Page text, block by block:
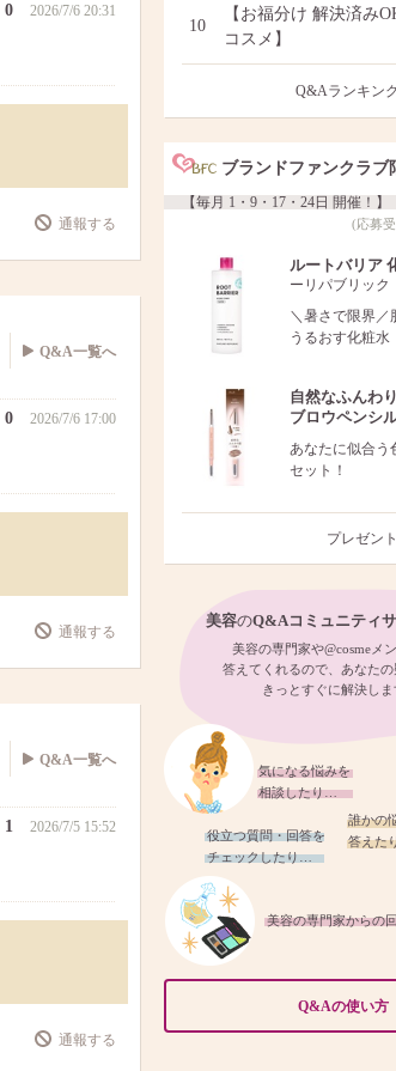
0 2026/7/6 20:31
通報する
Q&A一覧へ
0 2026/7/6 17:00
通報する
Q&A一覧へ
1 2026/7/5 15:52
通報する
10
【お福分け 解決済み
コスメ】
Q&Aランキン
ブランドファンクラブ
【毎月 1・9・17・24日 開催！】
(応募
ルートバリア
ーリパブリック
＼暑さで限界／
うるおす化粧水
自然なふんわ
ブロウペンシ
あなたに似合う
セット！
プレゼン
美容のQ&Aコミュニティ
美容の専門家や@cosmeメ
答えてくれるので、あなた
きっとすぐに解決しま
気になる悩みを
相談したり…
誰かの
答えた
役立つ質問・回答を
チェックしたり…
美容の専門家からの
Q&Aの使い方